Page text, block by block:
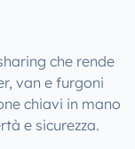
che rende
van e furgoni
chiavi in mano
e sicurezza.